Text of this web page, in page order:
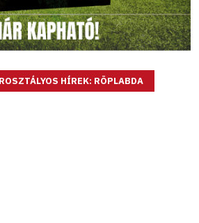
HÍREK: RÖPLABDA